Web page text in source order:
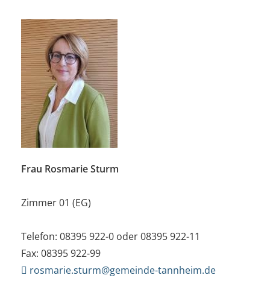
Frau Rosmarie Sturm
Zimmer 01 (EG)
Telefon: 08395 922-0 oder 08395 922-11
Fax: 08395 922-99
rosmarie.sturm@gemeinde-tannheim.de